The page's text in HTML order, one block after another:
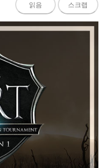
읽음 스크랩